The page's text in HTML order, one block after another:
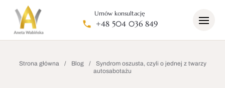
Umów konsultację
+48 504 036 849
Strona główna / Blog /
Syndrom oszusta, czyli o jednej z twarzy
autosabotażu